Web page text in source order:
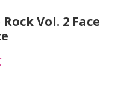
Vol. 2 Face